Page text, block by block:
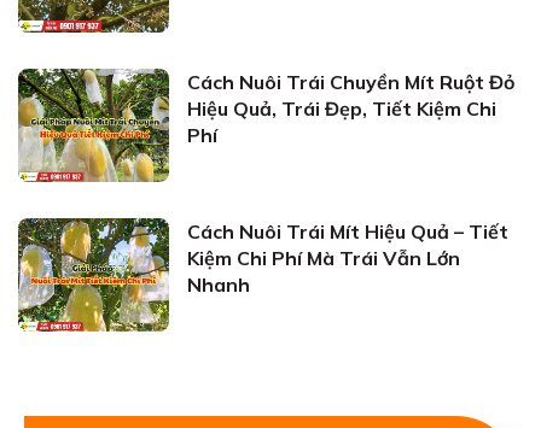
Cách Nuôi Trái Chuyền Mít Ruột Đỏ
Hiệu Quả, Trái Đẹp, Tiết Kiệm Chi
Phí
Cách Nuôi Trái Mít Hiệu Quả – Tiết
Kiệm Chi Phí Mà Trái Vẫn Lớn
Nhanh